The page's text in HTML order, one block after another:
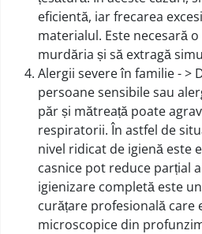
eficientă, iar frecarea
materialul. Este necesară
murdăria și să extragă
Alergii severe în familie - >
persoane sensibile sau
păr și mătreață poate
respiratorii. În astfel de
nivel ridicat de igienă este
casnice pot reduce parțial
igienizare completă este
curățare profesională care
microscopice din